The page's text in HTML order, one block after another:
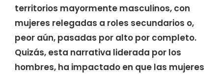
territorios mayormente masculinos, con
mujeres relegadas a roles secundarios o,
peor aún, pasadas por alto por completo.
Quizás, esta narrativa liderada por los
hombres, ha impactado en que las mujeres